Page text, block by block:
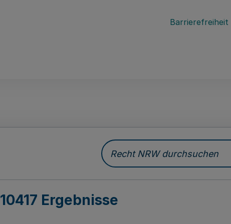
Barrierefreiheit
Recht NRW durchsuchen
10417 Ergebnisse